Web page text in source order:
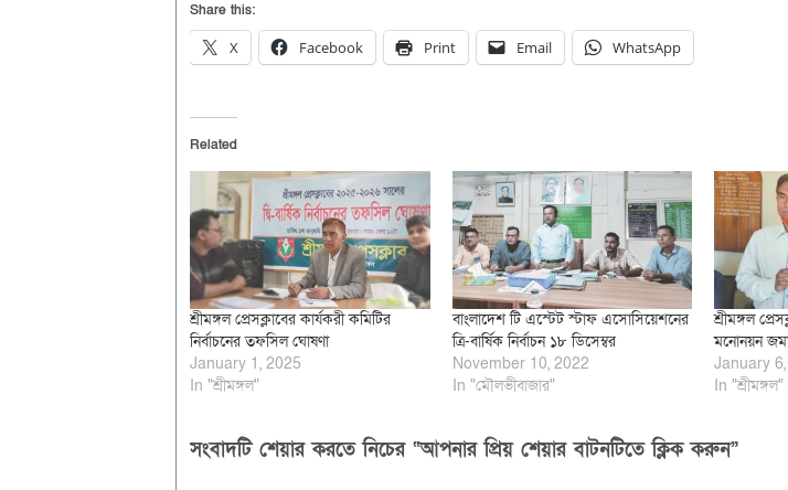
Share this:
X Facebook Print Email WhatsApp
Related
শ্রীমঙ্গল প্রেসক্লাবের কার্যকরী কমিটির
নির্বাচনের তফসিল ঘোষণা
January 1, 2025
In "শ্রীমঙ্গল"
বাংলাদেশ টি এস্টেট স্টাফ এসোসিয়েশনের
ত্রি-বার্ষিক নির্বাচন ১৮ ডিসেম্বর
November 10, 2022
In "মৌলভীবাজার"
শ্রীমঙ্গল
মনোনয়ন জমা
January
In "শ্রীমঙ্গল"
সংবাদটি শেয়ার করতে নিচের “আপনার প্রিয় শেয়ার বাটনটিতে ক্লিক করুন”